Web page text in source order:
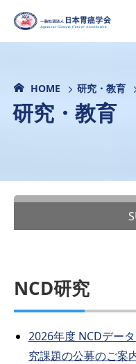
HOME 研究・教育
研究・教育
NCD研究
2026年度 NCDデー
究課題の公募のご案